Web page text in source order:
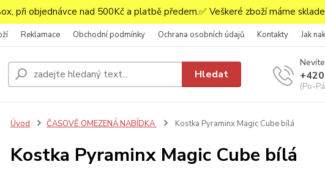
při objednávce nad 500Kč a platbě předem.✅ Veškeré zboží máme
Reklamace Obchodní podmínky Ochrana osobních údajů Kontakty Jak
Hledat
(Po-
Úvod ČASOVĚ OMEZENÁ NABÍDKA Kostka Pyraminx Magic Cube bílá
Kostka Pyraminx Magic Cube bílá